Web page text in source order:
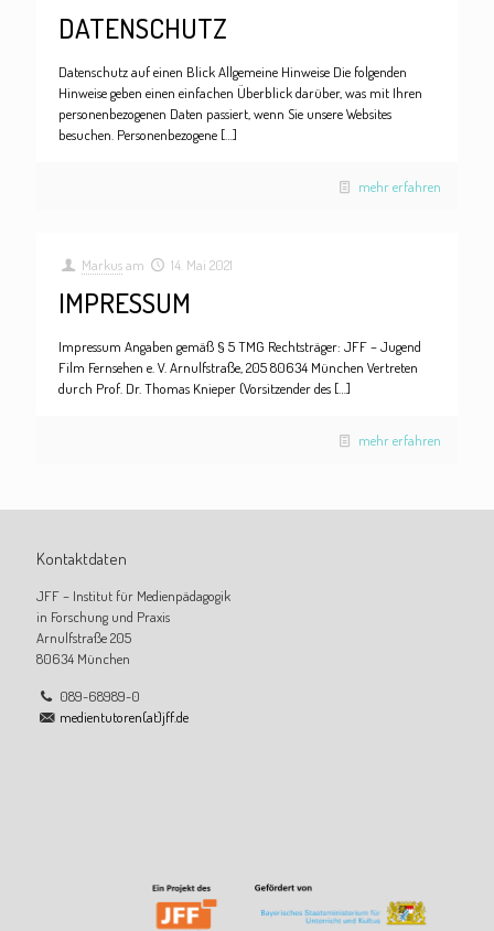
DATENSCHUTZ
Datenschutz auf einen Blick Allgemeine Hinweise Die folgenden
Hinweise geben einen einfachen Überblick darüber, was mit Ihren
personenbezogenen Daten passiert, wenn Sie unsere Websites
besuchen. Personenbezogene […]
mehr erfahren
Markusam 14. Mai 2021
IMPRESSUM
Impressum Angaben gemäß § 5 TMG Rechtsträger: JFF – Jugend
Film Fernsehen e. V. Arnulfstraße, 205 80634 München Vertreten
durch Prof. Dr. Thomas Knieper (Vorsitzender des […]
mehr erfahren
Kontaktdaten
JFF – Institut für Medienpädagogik
in Forschung und Praxis
Arnulfstraße 205
80634 München
089-68989-0
medientutoren(at)jff.de